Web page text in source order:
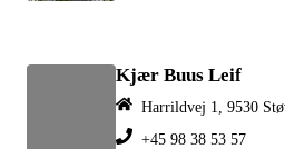
Kjær Buus Leif
Harrildvej 1, 9530
+45 98 38 53 57